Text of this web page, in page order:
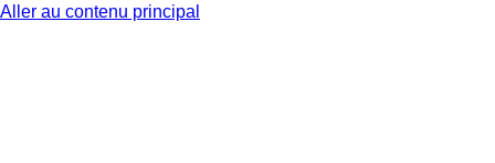
Aller au contenu principal